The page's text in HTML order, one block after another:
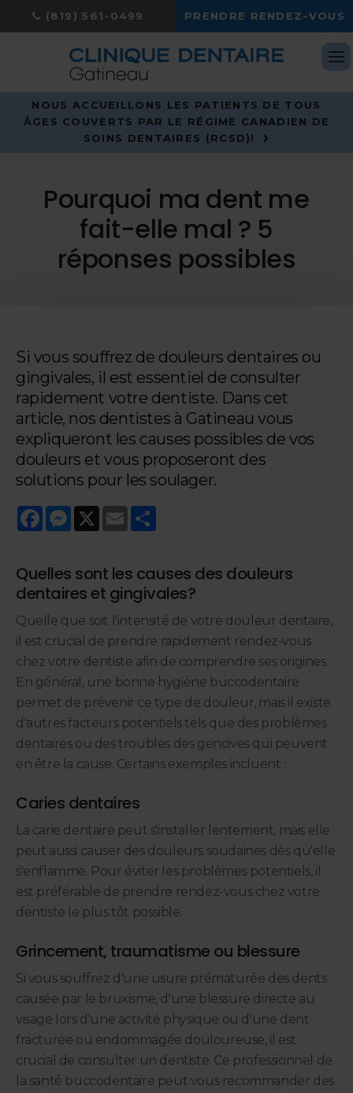
(819) 561-0499 PRENDRE RENDEZ-VOUS
NOUS ACCUEILLONS LES PATIENTS DE TOUS
ÂGES COUVERTS PAR LE RÉGIME CANADIEN DE
SOINS DENTAIRES (RCSD)!
Pourquoi ma dent me
fait-elle mal ? 5
réponses possibles
Si vous souffrez de douleurs dentaires ou
gingivales, il est essentiel de consulter
rapidement votre dentiste. Dans cet
article, nos dentistes à Gatineau vous
expliqueront les causes possibles de vos
douleurs et vous proposeront des
solutions pour les soulager.
FacebookMessenger
X Email
Quelles sont les causes des douleurs
dentaires et gingivales?
Quelle que soit l'intensité de votre douleur dentaire,
il est crucial de prendre rapidement rendez-vous
chez votre dentiste afin de comprendre ses origines.
En général, une bonne hygiène buccodentaire
permet de prévenir ce type de douleur, mais il existe
d'autres facteurs potentiels tels que des problèmes
dentaires ou des troubles des gencives qui peuvent
en être la cause. Certains exemples incluent :
Caries dentaires
La carie dentaire peut s'installer lentement, mais elle
peut aussi causer des douleurs soudaines dès qu'elle
s'enflamme. Pour éviter les problèmes potentiels, il
est préférable de prendre rendez-vous chez votre
dentiste le plus tôt possible.
Grincement, traumatisme ou blessure
Si vous souffrez d'une usure prématurée des dents
causée par le bruxisme, d'une blessure directe au
visage lors d'une activité physique ou d'une dent
fracturée ou endommagée douloureuse, il est
crucial de consulter un dentiste. Ce professionnel de
la santé buccodentaire peut vous recommander des